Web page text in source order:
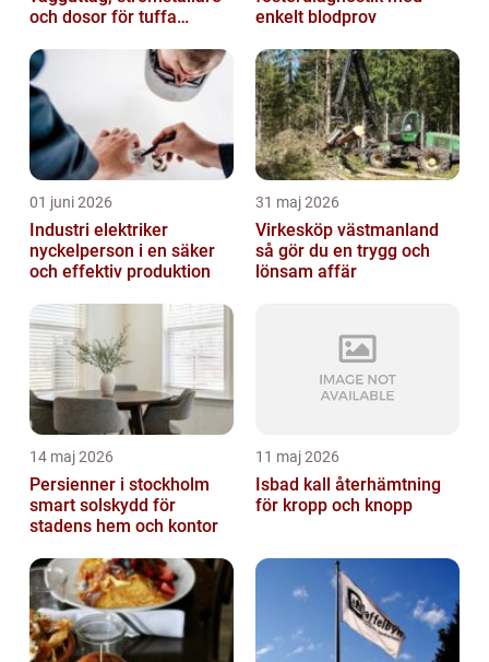
och dosor för tuffa
enkelt blodprov
01 juni 2026
Industri elektriker
nyckelperson i en säker
och effektiv produktion
31 maj 2026
Virkesköp västmanland
så gör du en trygg och
lönsam affär
14 maj 2026
Persienner i stockholm
smart solskydd för
stadens hem och kontor
11 maj 2026
Isbad kall återhämtning
för kropp och knopp